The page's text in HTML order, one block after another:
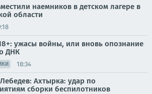
наемников в детском лагере в
области
ужасы войны, или вновь опознание
ДНК
18:34
Ахтырка: удар по
сборки беспилотников